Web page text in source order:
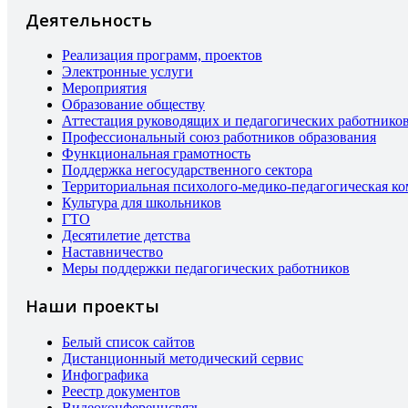
Деятельность
Реализация программ, проектов
Электронные услуги
Мероприятия
Образование обществу
Аттестация руководящих и педагогических работников
Профессиональный союз работников образования
Функциональная грамотность
Поддержка негосударственного сектора
Территориальная психолого-медико-педагогическая
Культура для школьников
ГТО
Десятилетие детства
Наставничество
Меры поддержки педагогических работников
Наши проекты
Белый список сайтов
Дистанционный методический сервис
Инфографика
Реестр документов